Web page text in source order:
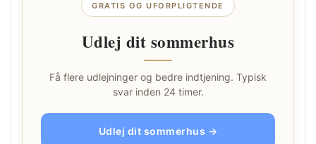
GRATIS OG UFORPLIGTENDE
Udlej dit sommerhus
Få flere udlejninger og bedre indtjening. Typisk
svar inden 24 timer.
Udlej dit sommerhus →